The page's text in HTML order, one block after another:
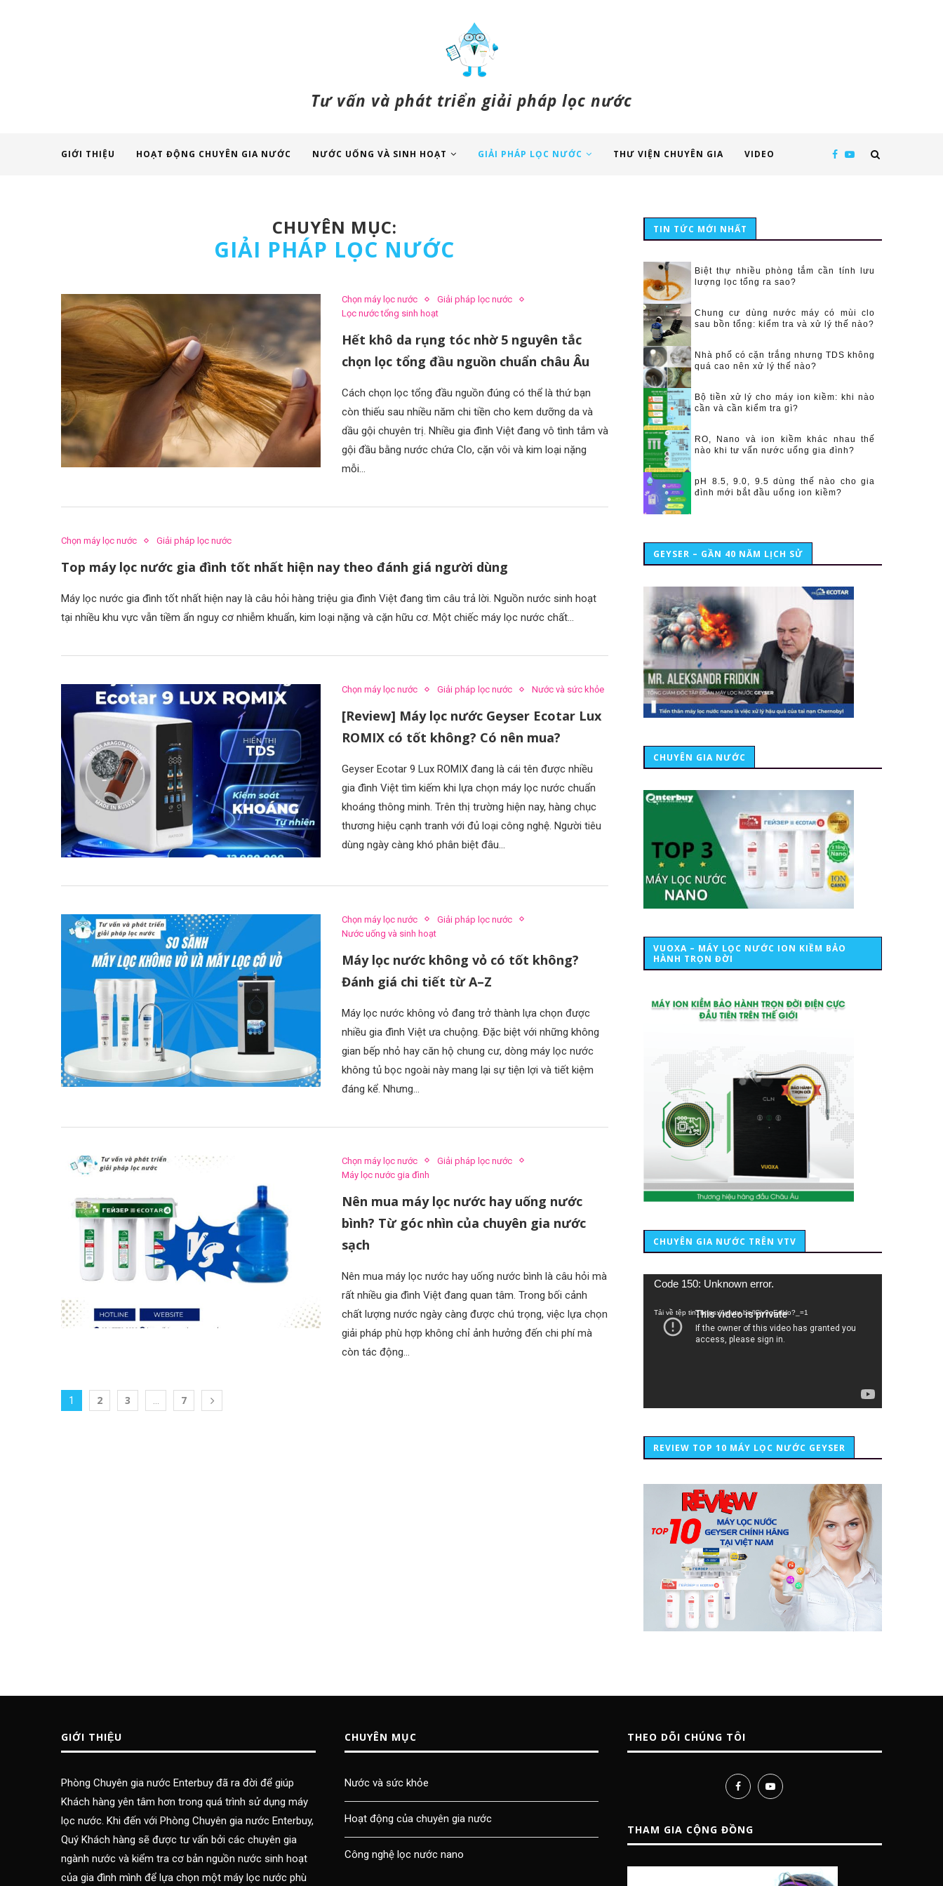
Tư vấn và phát triển giải pháp lọc nước
GIỚI THIỆU HOẠT ĐỘNG CHUYÊN GIA NƯỚC NƯỚC UỐNG VÀ SINH HOẠT GIẢI PHÁP LỌC NƯỚC THƯ VIỆN CHUYÊN GIA VIDEO
CHUYÊN MỤC:
GIẢI PHÁP LỌC NƯỚC
Chọn máy lọc nước
Giải pháp lọc nước
Lọc nước tổng sinh hoạt
Hết khô da rụng tóc nhờ 5 nguyên tắc
chọn lọc tổng đầu nguồn chuẩn châu Âu
Cách chọn lọc tổng đầu nguồn đúng có thể là thứ bạn
còn thiếu sau nhiều năm chi tiền cho kem dưỡng da và
dầu gội chuyên trị. Nhiều gia đình Việt đang vô tình tắm và
gội đầu bằng nước chứa Clo, cặn vôi và kim loại nặng
mỗi…
Chọn máy lọc nước Giải pháp lọc nước
Top máy lọc nước gia đình tốt nhất hiện nay theo đánh giá người dùng
Máy lọc nước gia đình tốt nhất hiện nay là câu hỏi hàng triệu gia đình Việt đang tìm câu trả lời. Nguồn nước sinh hoạt
tại nhiều khu vực vẫn tiềm ẩn nguy cơ nhiễm khuẩn, kim loại nặng và cặn hữu cơ. Một chiếc máy lọc nước chất…
Chọn máy lọc nước Giải pháp lọc nước Nước và sức khỏe
[Review] Máy lọc nước Geyser Ecotar Lux
ROMIX có tốt không? Có nên mua?
Geyser Ecotar 9 Lux ROMIX đang là cái tên được nhiều
gia đình Việt tìm kiếm khi lựa chọn máy lọc nước chuẩn
khoáng thông minh. Trên thị trường hiện nay, hàng chục
thương hiệu cạnh tranh với đủ loại công nghệ. Người tiêu
dùng ngày càng khó phân biệt đâu…
Chọn máy lọc nước
Giải pháp lọc nước
Nước uống và sinh hoạt
Máy lọc nước không vỏ có tốt không?
Đánh giá chi tiết từ A–Z
Máy lọc nước không vỏ đang trở thành lựa chọn được
nhiều gia đình Việt ưa chuộng. Đặc biệt với những không
gian bếp nhỏ hay căn hộ chung cư, dòng máy lọc nước
không tủ bọc ngoài này mang lại sự tiện lợi và tiết kiệm
đáng kể. Nhưng…
Chọn máy lọc nước
Giải pháp lọc nước
Máy lọc nước gia đình
Nên mua máy lọc nước hay uống nước
bình? Từ góc nhìn của chuyên gia nước
sạch
Nên mua máy lọc nước hay uống nước bình là câu hỏi mà
rất nhiều gia đình Việt đang quan tâm. Trong bối cảnh
chất lượng nước ngày càng được chú trọng, việc lựa chọn
giải pháp phù hợp không chỉ ảnh hưởng đến chi phí mà
còn tác động…
1 2 3 7
TIN TỨC MỚI NHẤT
Biệt thự nhiều phòng tắm cần tính lưu
lượng lọc tổng ra sao?
Chung cư dùng nước máy có mùi clo
sau bồn tổng: kiểm tra và xử lý thế nào?
Nhà phố có cặn trắng nhưng TDS không
quá cao nên xử lý thế nào?
Bộ tiền xử lý cho máy ion kiềm: khi nào
cần và cần kiểm tra gì?
RO, Nano và ion kiềm khác nhau thế
nào khi tư vấn nước uống gia đình?
pH 8.5, 9.0, 9.5 dùng thế nào cho gia
đình mới bắt đầu uống ion kiềm?
GEYSER – GẦN 40 NĂM LỊCH SỬ
CHUYÊN GIA NƯỚC
VUOXA – MÁY LỌC NƯỚC ION KIỀM BẢO
HÀNH TRỌN ĐỜI
CHUYÊN GIA NƯỚC TRÊN VTV
Trình
Code 150: Unknown error.
Tải về tệp tin: https://youtu.be/lCiy9qEdklo?_=1
REVIEW TOP 10 MÁY LỌC NƯỚC GEYSER
GIỚI THIỆU
Phòng Chuyên gia nước Enterbuy đã ra đời để giúp
Khách hàng yên tâm hơn trong quá trình sử dụng máy
lọc nước. Khi đến với Phòng Chuyên gia nước Enterbuy,
Quý Khách hàng sẽ được tư vấn bởi các chuyên gia
ngành nước và kiểm tra cơ bản nguồn nước sinh hoạt
của gia đình mình để lựa chọn một máy lọc nước phù
CHUYÊN MỤC
Nước và sức khỏe
Hoạt động của chuyên gia nước
Công nghệ lọc nước nano
THEO DÕI CHÚNG TÔI
THAM GIA CỘNG ĐỒNG